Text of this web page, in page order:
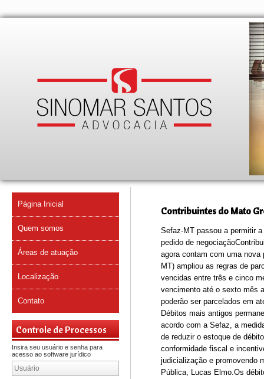
Página Inicial
Quem somos
Áreas de atuação
Localização
Contato
Controle de Processos
Insira seu usuário e senha para
acesso ao software jurídico
Contribuintes do Mato
Sefaz-MT passou a permitir
pedido de
agora contam com uma
MT) ampliou as regras de
vencidas entre três e cinco
vencimento até o sexto mês
poderão ser parcelados em
Débitos mais antigos
acordo com a Sefaz, a
de reduzir o estoque de
conformidade fiscal e
judicialização e promovendo
Pública, Lucas Elmo.Os